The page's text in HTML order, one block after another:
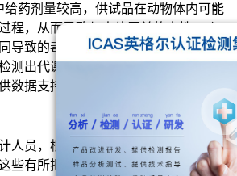
给药剂量较高，供试品在动物体内可能
程，从而导致与人体无关的毒性。8）
导致的毒性反应。比如代谢产物导致的
测出代谢产物，而在动物中均检测不出
数据支持。
员，根据毒理上所出现的反应、所提
些有所把握，但一个原则，在临床设计